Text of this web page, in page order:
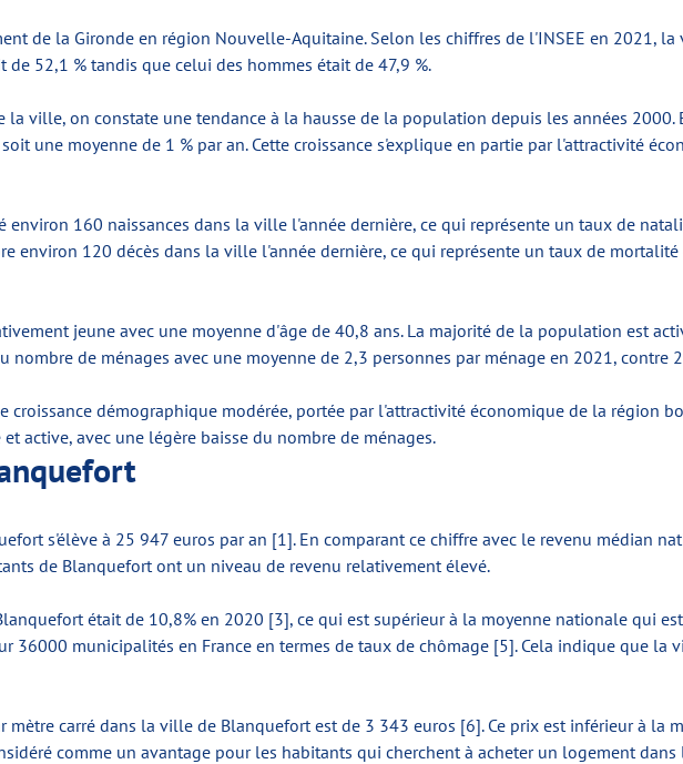
de la Gironde en région Nouvelle-Aquitaine. Selon les chiffres de l'INSEE en 2021,
52,1 % tandis que celui des hommes était de 47,9 %.
ville, on constate une tendance à la hausse de la population depuis les années 2000.
une moyenne de 1 % par an. Cette croissance s'explique en partie par l'attractivité
environ 160 naissances dans la ville l'année dernière, ce qui représente un taux de
environ 120 décès dans la ville l'année dernière, ce qui représente un taux de
jeune avec une moyenne d'âge de 40,8 ans. La majorité de la population est
nombre de ménages avec une moyenne de 2,3 personnes par ménage en 2021, contre
démographique modérée, portée par l'attractivité économique de la région
active, avec une légère baisse du nombre de ménages.
s'élève à 25 947 euros par an [1]. En comparant ce chiffre avec le revenu médian
de Blanquefort ont un niveau de revenu relativement élevé.
était de 10,8% en 2020 [3], ce qui est supérieur à la moyenne nationale qui
36000 municipalités en France en termes de taux de chômage [5]. Cela indique que la
carré dans la ville de Blanquefort est de 3 343 euros [6]. Ce prix est inférieur à la
comme un avantage pour les habitants qui cherchent à acheter un logement